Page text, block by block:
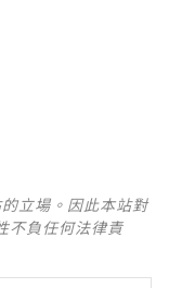
立場。因此本站對
不負任何法律責